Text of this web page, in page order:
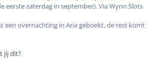
eerste zaterdag in september). Via Wynn Slots
een overnachting in Aria geboekt, de rest komt
jij dit?